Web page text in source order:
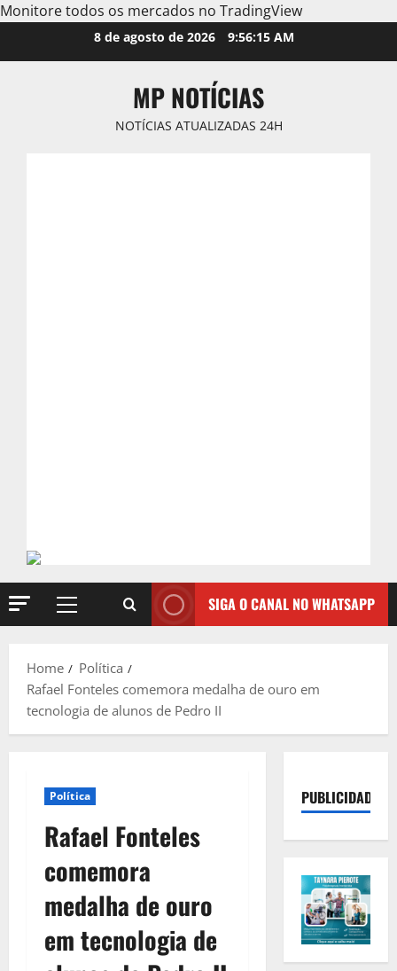
Monitore todos os mercados no TradingView
8 de agosto de 2026 9:56:17 AM
MP NOTÍCIAS
NOTÍCIAS ATUALIZADAS 24H
Primary
SIGA O CANAL NO WHATSAPP
Home
Política
Rafael Fonteles comemora medalha de ouro em
tecnologia de alunos de Pedro II
Política
Rafael Fonteles
comemora
medalha de ouro
em tecnologia de
PUBLICIDADE